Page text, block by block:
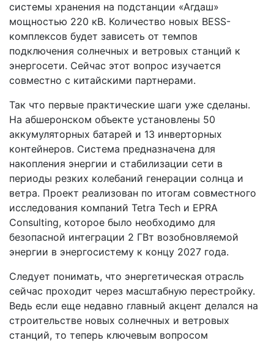
системы хранения на подстанции «Агдаш»
мощностью 220 кВ. Количество новых BESS-
комплексов будет зависеть от темпов
подключения солнечных и ветровых станций к
энергосети. Сейчас этот вопрос изучается
совместно с китайскими партнерами.
Так что первые практические шаги уже сделаны.
На абшеронском объекте установлены 50
аккумуляторных батарей и 13 инверторных
контейнеров. Система предназначена для
накопления энергии и стабилизации сети в
периоды резких колебаний генерации солнца и
ветра. Проект реализован по итогам совместного
исследования компаний Tetra Tech и EPRA
Consulting, которое было необходимо для
безопасной интеграции 2 ГВт возобновляемой
энергии в энергосистему к концу 2027 года.
Следует понимать, что энергетическая отрасль
сейчас проходит через масштабную перестройку.
Ведь если еще недавно главный акцент делался на
строительстве новых солнечных и ветровых
станций, то теперь ключевым вопросом